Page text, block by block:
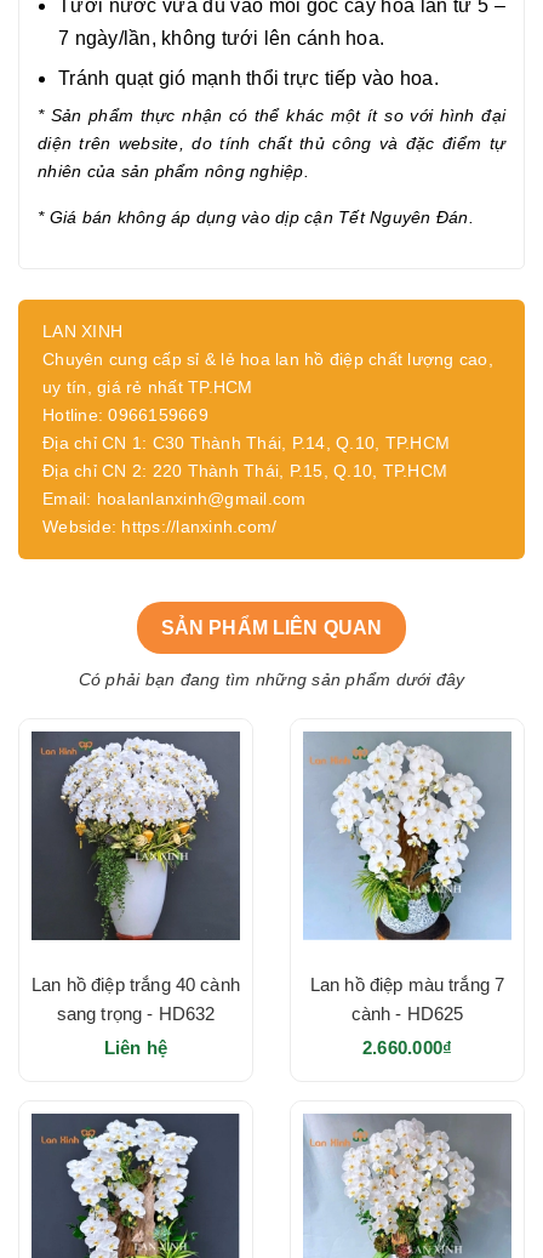
Tưới nước vừa đủ vào mỗi gốc cây hoa lan từ 5 –
7 ngày/lần, không tưới lên cánh hoa.
Tránh quạt gió mạnh thổi trực tiếp vào hoa.
* Sản phẩm thực nhận có thể khác một ít so với hình đại
diện trên website, do tính chất thủ công và đặc điểm tự
nhiên của sản phẩm nông nghiệp.
* Giá bán không áp dụng vào dịp cận Tết Nguyên Đán.
LAN XINH
Chuyên cung cấp sỉ & lẻ hoa lan hồ điệp chất lượng cao,
uy tín, giá rẻ nhất TP.HCM
Hotline: 0966159669
Địa chỉ CN 1: C30 Thành Thái, P.14, Q.10, TP.HCM
Địa chỉ CN 2: 220 Thành Thái, P.15, Q.10, TP.HCM
Email: hoalanlanxinh@gmail.com
Webside: https://lanxinh.com/
SẢN PHẨM LIÊN QUAN
Có phải bạn đang tìm những sản phẩm dưới đây
Lan hồ điệp trắng 40 cành
sang trọng - HD632
Liên hệ
Lan hồ điệp màu trắng 7
cành - HD625
2.660.000₫